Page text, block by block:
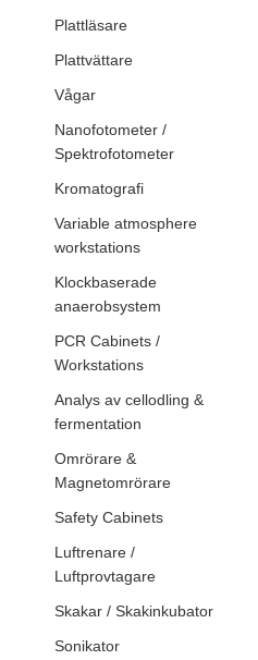
Plattläsare
Plattvättare
Vågar
Nanofotometer /
Spektrofotometer
Kromatografi
Variable atmosphere
workstations
Klockbaserade
anaerobsystem
PCR Cabinets /
Workstations
Analys av cellodling &
fermentation
Omrörare &
Magnetomrörare
Safety Cabinets
Luftrenare /
Luftprovtagare
Skakar / Skakinkubator
Sonikator